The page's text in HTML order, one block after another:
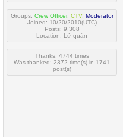
Groups: Crew Officer, CTV, Moderator
Joined: 10/20/2010(UTC)
Posts: 9,308
Location: Lữ quán
Thanks: 4744 times
Was thanked: 2372 time(s) in 1741
post(s)